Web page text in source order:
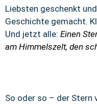
Liebsten geschenkt
Geschichte gemacht.
Und jetzt alle: Einen
am Himmelszelt, den
So oder so – der Stern